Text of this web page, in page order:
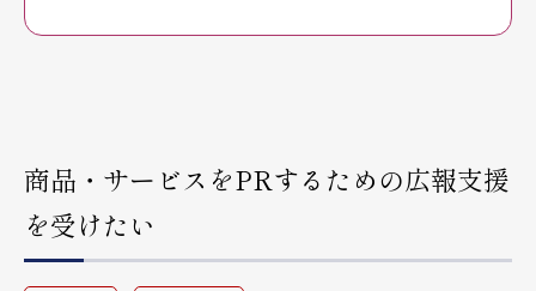
商品・サービスをPRするための広報支援
を受けたい